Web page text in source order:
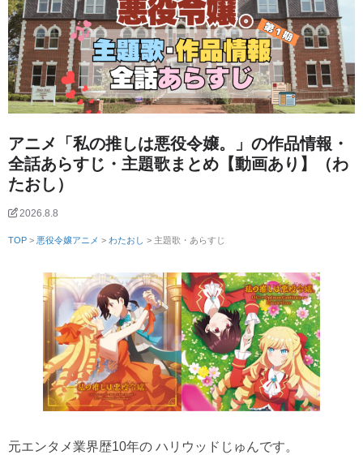
アニメ「私の推しは悪役令嬢。」の作品情報・
全話あらすじ・主題歌まとめ【動画あり】（わ
たおし）
2026.8.8
TOP > 悪役令嬢アニメ > わたおし > 主題歌・あらすじ
元エンタメ業界歴10年の ハリウッドじゅんです。